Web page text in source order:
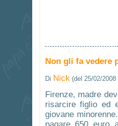
Non gli fa vedere
Di Nick (del 25/02/
Firenze, madre
risarcire figlio ed
giovane